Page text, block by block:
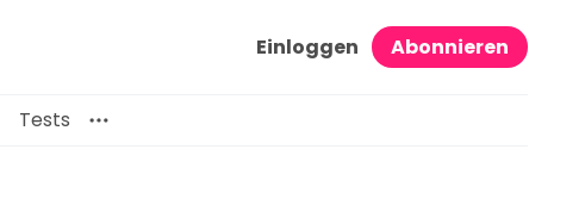
Einloggen Abonnieren
Tests